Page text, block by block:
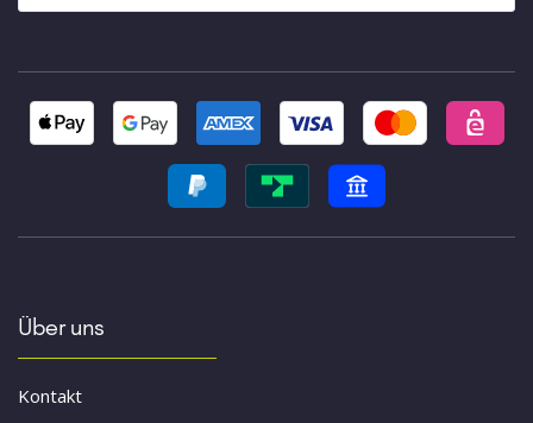
Über uns
Kontakt